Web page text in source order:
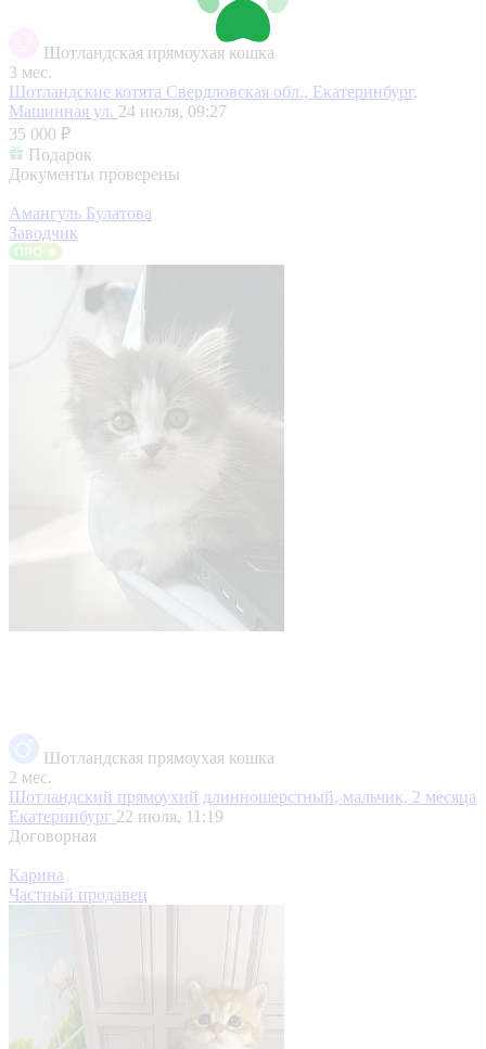
Шотландская прямоухая кошка
3 мес.
Шотландские котята Свердловская обл., Екатеринбург,
Машинная ул. 24 июля, 09:27
35 000 ₽
Подарок
Документы проверены
Амангуль Булатова
Заводчик
Шотландская прямоухая кошка
2 мес.
Шотландский прямоухий длинношерстный, мальчик, 2 месяца
Екатеринбург 22 июля, 11:19
Договорная
Карина
Частный продавец